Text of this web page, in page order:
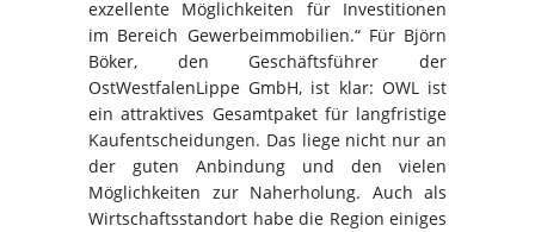
exzellente Möglichkeiten für Investitionen
im Bereich Gewerbeimmobilien.“ Für Björn
Böker, den Geschäftsführer der
OstWestfalenLippe GmbH, ist klar: OWL ist
ein attraktives Gesamtpaket für langfristige
Kaufentscheidungen. Das liege nicht nur an
der guten Anbindung und den vielen
Möglichkeiten zur Naherholung. Auch als
Wirtschaftsstandort habe die Region einiges